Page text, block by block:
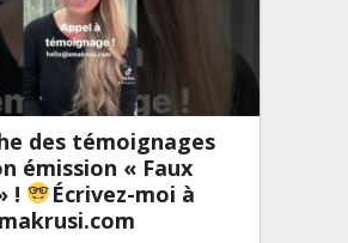
des témoignages
émission « Faux
!
Écrivez-moi à